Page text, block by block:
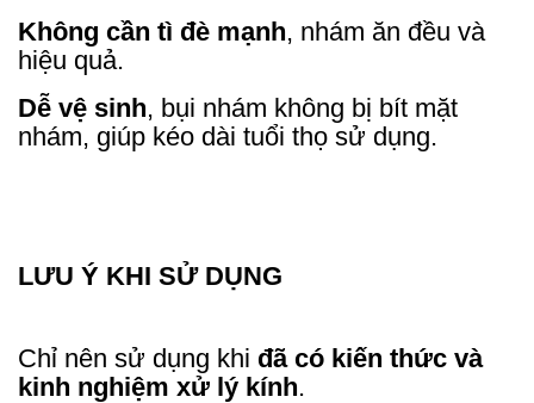
Không cần tì đè mạnh, nhám ăn đều và
hiệu quả.
Dễ vệ sinh, bụi nhám không bị bít mặt
nhám, giúp kéo dài tuổi thọ sử dụng.
LƯU Ý KHI SỬ DỤNG
Chỉ nên sử dụng khi đã có kiến thức và
kinh nghiệm xử lý kính.